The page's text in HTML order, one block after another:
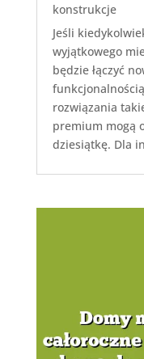
konstrukcje
Jeśli
wyjątkowego
będzie łączyć
rozwiązania
premium mogą
dziesiątkę. Dla